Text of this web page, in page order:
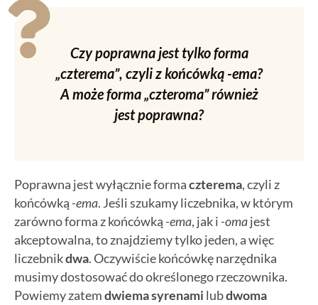
Czy poprawna jest tylko forma
„czterema”, czyli z końcówką -ema?
A może forma „czteroma” również
jest poprawna?
Poprawna jest wyłącznie formaczterema, czyli z
końcówką -ema. Jeśli szukamy liczebnika, w którym
zarówno forma z końcówką -ema, jak i -omajest
akceptowalna, to znajdziemy tylko jeden, a więc
liczebnikdwa. Oczywiście końcówkę narzędnika
musimy dostosować do określonego rzeczownika.
Powiemy zatemdwiema syrenami lubdwoma